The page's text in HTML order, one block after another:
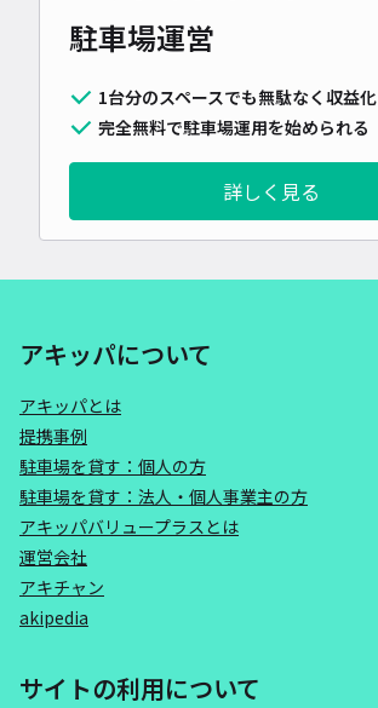
駐車場運営
1台分のスペースでも無駄なく収益化
完全無料で駐車場運用を始められる
詳しく見る
アキッパについて
アキッパとは
提携事例
駐車場を貸す：個人の方
駐車場を貸す：法人・個人事業主の方
アキッパバリュープラスとは
運営会社
アキチャン
akipedia
サイトの利用について